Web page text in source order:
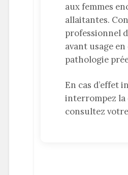
aux femmes
allaitantes.
professionnel
avant usage en
pathologie
En cas d’effet
interrompez la
consultez